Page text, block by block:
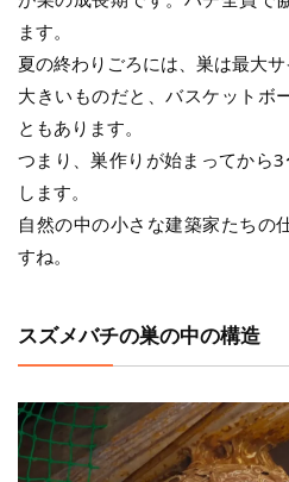
ます。
夏の終わりごろには、巣は最大サ
大きいものだと、バスケットボ
ともあります。
つまり、巣作りが始まってから
します。
自然の中の小さな建築家たちの
すね。
スズメバチの巣の中の構造